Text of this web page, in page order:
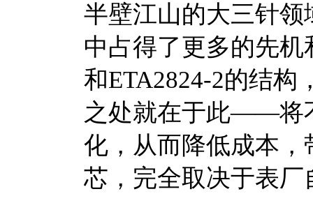
半壁江山的大三针
中占得了更多的先机
和ETA2824-2的结构
之处就在于此——将
化，从而降低成本
芯，完全取决于表厂